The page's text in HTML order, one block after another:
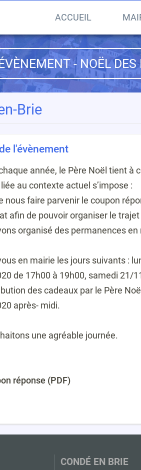
ACCUEIL
- NOËL
Brie
l'évènement
année, le Père Noël tient
au contexte actuel s’impose :
nous faire parvenir le coupon
afin de pouvoir organiser le trajet
organisé des permanences
en mairie les jours suivants :
de 17h00 à 19h00, samedi 21/
des cadeaux par le Père
après- midi.
une agréable journée.
réponse (PDF)
CONDÉ EN BRIE